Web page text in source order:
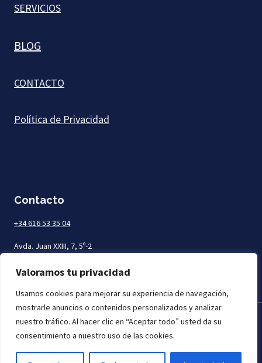
Valoramos tu privacidad
Usamos cookies para mejorar su experiencia de navegación,
mostrarle anuncios o contenidos personalizados y analizar
nuestro tráfico. Al hacer clic en “Aceptar todo” usted da su
consentimiento a nuestro uso de las cookies.
SERVICIOS
BLOG
CONTACTO
Política de Privacidad
Contacto
+34 616 53 35 04
Avda. Juan XXIII, 7, 5º-2
Las Palmas de Gran Canaria
Todos los derechos reservados. Mar Abogados © 2026